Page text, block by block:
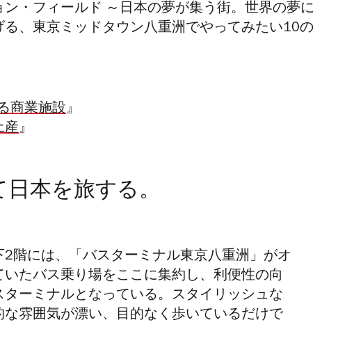
ン・フィールド ～日本の夢が集う街。世界の夢に
、東京ミッドタウン八重洲でやってみたい10の
商業施設』
産』
本を旅する。
階には、「バスターミナル東京八重洲」がオ
たバス乗り場をここに集約し、利便性の向
ーミナルとなっている。スタイリッシュな
雰囲気が漂い、目的なく歩いているだけで